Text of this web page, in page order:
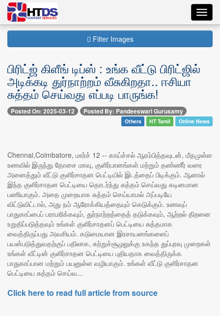
Filter Images
பிரிட்ஜ் கிளீங் டிப்ஸ் : உங்க வீட்டு பிரிட்ஜில்
அடிக்கடி துர்நாற்றம் வீசுகிறதா.. ஈசியா
சுத்தம் செய்வது எப்படி பாருங்க!
Posted On: 2025-03-12 Posted By: Pandeeswari Gurusamy
Others HT Tamil Online News
Chennai,Coimbatore, மார்ச் 12 -- காய்ச்சல் ஆரம்பித்தவுடன், மீதமுள்ள
உணவில் இருந்து தோசை மாவு, குளிர்பானங்கள் மற்றும் தண்ணீர் வரை
அனைத்தும் வீட்டு குளிர்சாதன பெட்டியில் இடத்தைப் பிடிக்கும். ஆனால்
இந்த குளிர்சாதன பெட்டியை தொடர்ந்து சுத்தம் செய்வது கடினமான
பணியாகும். அதை முறையாக சுத்தம் செய்யாமல் அப்படியே
விட்டுவிட்டால், அது நம் ஆரோக்கியத்தையும் கெடுக்கும். உணவுப்
பாதுகாப்பைப் பராமரிக்கவும், துர்நாற்றத்தைத் தடுக்கவும், ஆற்றல் திறனை
உறுதிப்படுத்தவும் உங்கள் குளிர்சாதனப் பெட்டியை சுத்தமாக
வைத்திருப்பது அவசியம். கடுமையான இரசாயனங்களைப்
பயன்படுத்துவதற்குப் பதிலாக, சுற்றுச்சூழலுக்கு உகந்த துப்புரவு முறைகள்
உங்கள் வீட்டின் குளிர்சாதன பெட்டியை புதியதாக வைத்திருக்க
பாதுகாப்பான மற்றும் பயனுள்ள வழியாகும். உங்கள் வீட்டு குளிர்சாதன
பெட்டியை சுத்தம் செய்வ...
Click here to read full article from source